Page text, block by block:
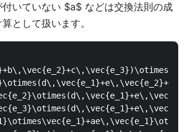
いていない $a$ などは交換法則の成
として扱います。